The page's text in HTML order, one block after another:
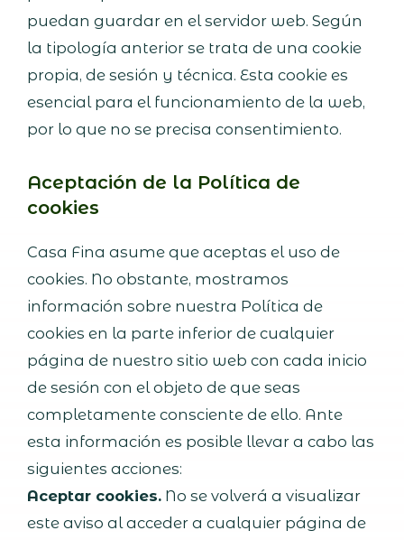
puedan guardar en el servidor web. Según
la tipología anterior se trata de una cookie
propia, de sesión y técnica. Esta cookie es
esencial para el funcionamiento de la web,
por lo que no se precisa consentimiento.
Aceptación de la Política de
cookies
Casa Fina asume que aceptas el uso de
cookies. No obstante, mostramos
información sobre nuestra Política de
cookies en la parte inferior de cualquier
página de nuestro sitio web con cada inicio
de sesión con el objeto de que seas
completamente consciente de ello. Ante
esta información es posible llevar a cabo las
siguientes acciones:
Aceptar cookies. No se volverá a visualizar
este aviso al acceder a cualquier página de